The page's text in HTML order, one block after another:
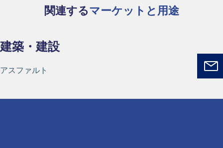
関連するマーケットと用途
建築・建設
アスファルト